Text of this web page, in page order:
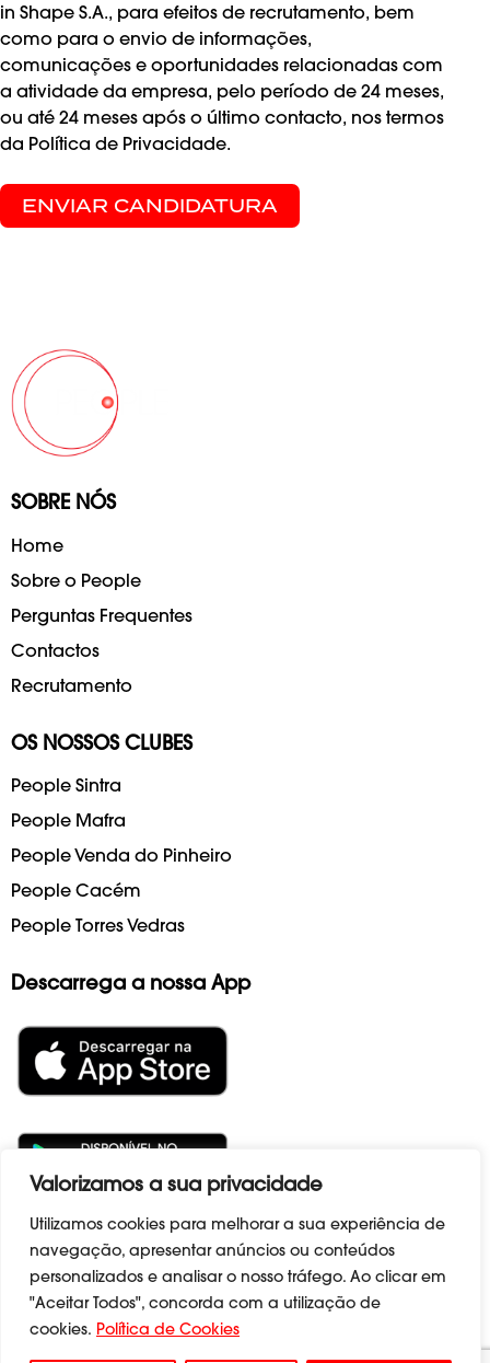
Valorizamos a sua privacidade
Utilizamos cookies para melhorar a sua experiência de
navegação, apresentar anúncios ou conteúdos
personalizados e analisar o nosso tráfego. Ao clicar em
"Aceitar Todos", concorda com a utilização de
cookies. Política de Cookies
in Shape S.A., para efeitos de recrutamento, bem
como para o envio de informações,
comunicações e oportunidades relacionadas com
a atividade da empresa, pelo período de 24 meses,
ou até 24 meses após o último contacto, nos termos
da Política de Privacidade.
ENVIAR CANDIDATURA
SOBRE NÓS
Home
Sobre o People
Perguntas Frequentes
Contactos
Recrutamento
OS NOSSOS CLUBES
People Sintra
People Mafra
People Venda do Pinheiro
People Cacém
People Torres Vedras
Descarrega a nossa App
Termos e Condições|Políticas de Privacidade|
Políticas de Cookies| Livro de Reclamações
Canal.denuncias@peoplefamilyclub.com